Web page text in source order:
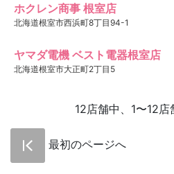
ホクレン商事 根室店
北海道根室市西浜町8丁目94-1
ヤマダ電機 ベスト電器根室店
北海道根室市大正町2丁目5
12店舗中、1〜12店
最初のページへ